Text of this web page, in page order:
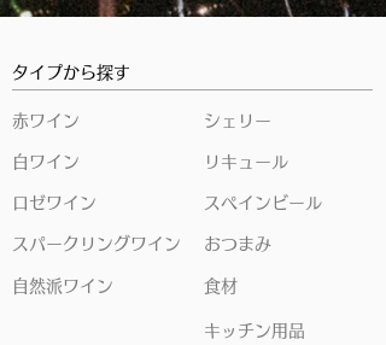
タイプから探す
赤ワイン
白ワイン
ロゼワイン
スパークリングワイン
自然派ワイン
シェリー
リキュール
スペインビール
おつまみ
食材
キッチン用品